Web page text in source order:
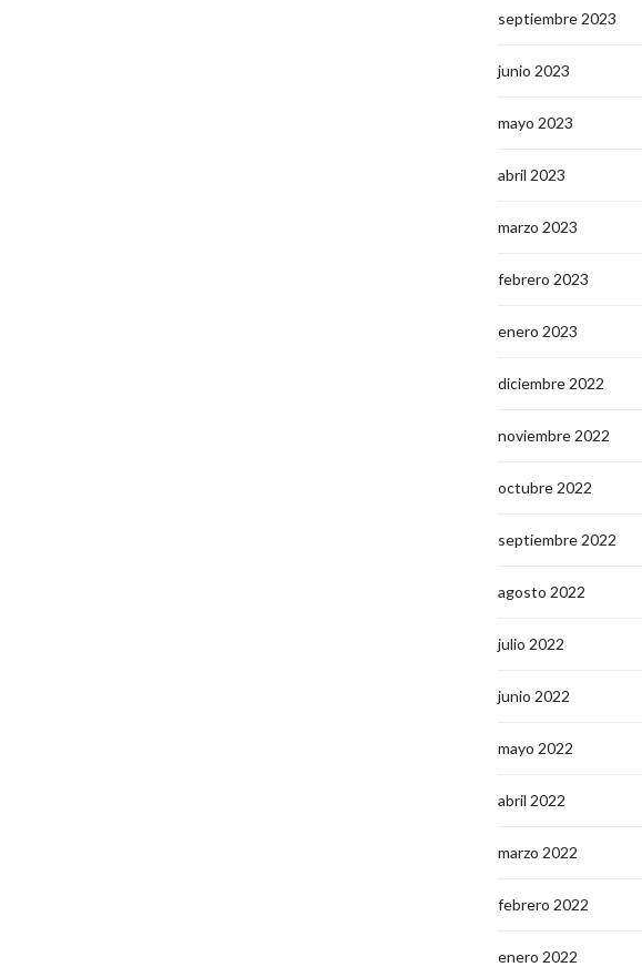
septiembre 2023
junio 2023
mayo 2023
abril 2023
marzo 2023
febrero 2023
enero 2023
diciembre 2022
noviembre 2022
octubre 2022
septiembre 2022
agosto 2022
julio 2022
junio 2022
mayo 2022
abril 2022
marzo 2022
febrero 2022
enero 2022